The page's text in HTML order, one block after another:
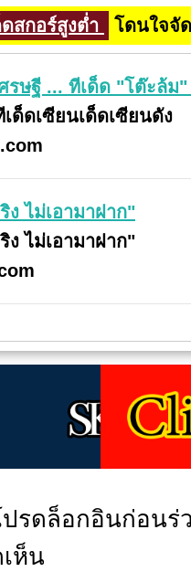
สกอร์สูงต่ำ โดนใจจั
ศรษฐี ... ทีเด็ด "โต๊ะล้ม
ด็ดเซียนเด็ดเซียนดัง
ง ไม่เอามาฝาก"
ง ไม่เอามาฝาก"
รดล็อกอินก่อนร่
ห็น